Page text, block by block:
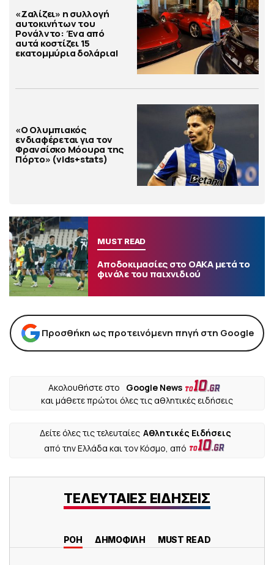
«Ζαλίζει» η συλλογή
αυτοκινήτων του
Ρονάλντο: Ένα από
αυτά κοστίζει 15
εκατομμύρια δολάρια!
«Ο Ολυμπιακός
ενδιαφέρεται για τον
Φρανσίσκο Μόουρα της
Πόρτο» (vids+stats)
MUST READ
Αποδοκιμασίες στο ΟΑΚΑ μετά το
φινάλε του παιχνιδιού
Προσθήκη ως προτεινόμενη πηγή στη Google
Ακολουθήστε στο
Google News
και μάθετε πρώτοι όλες τις αθλητικές ειδήσεις
Δείτε όλες τις τελευταίες Αθλητικές Ειδήσεις
από την Ελλάδα και τον Κόσμο, από
ΤΕΛΕΥΤΑΙΕΣ ΕΙΔΗΣΕΙΣ
ΡΟΗ ΔΗΜΟΦΙΛΗ MUST READ